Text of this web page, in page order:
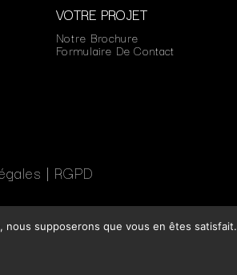
VOTRE PROJET
Notre Brochure
Formulaire De Contact
| RGPD
supposerons que vous en êtes satisfait.